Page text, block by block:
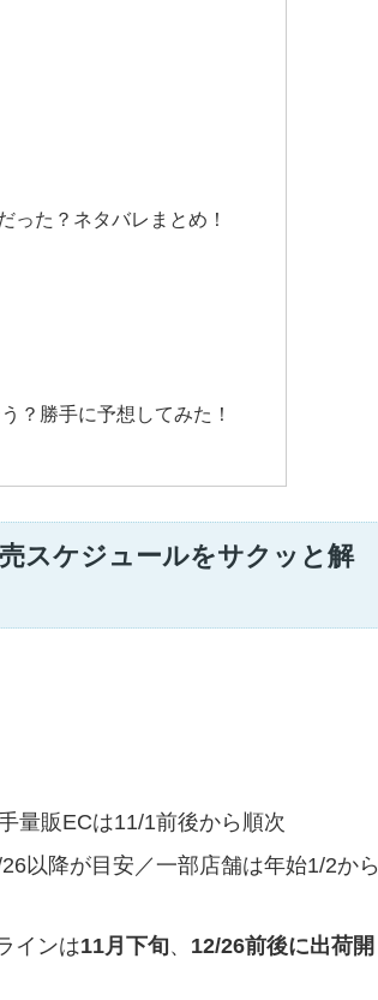
った？ネタバレまとめ！
？勝手に予想してみた！
スケジュールをサクッと解
量販ECは11/1前後から順次
以降が目安／一部店舗は年始1/2から
インは11月下旬、 12/26前後に出荷開